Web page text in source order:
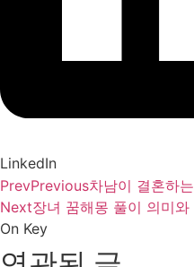
LinkedIn
PrevPrevious차남이 결혼하
Next장녀 꿈해몽 풀이 의미와
On Key